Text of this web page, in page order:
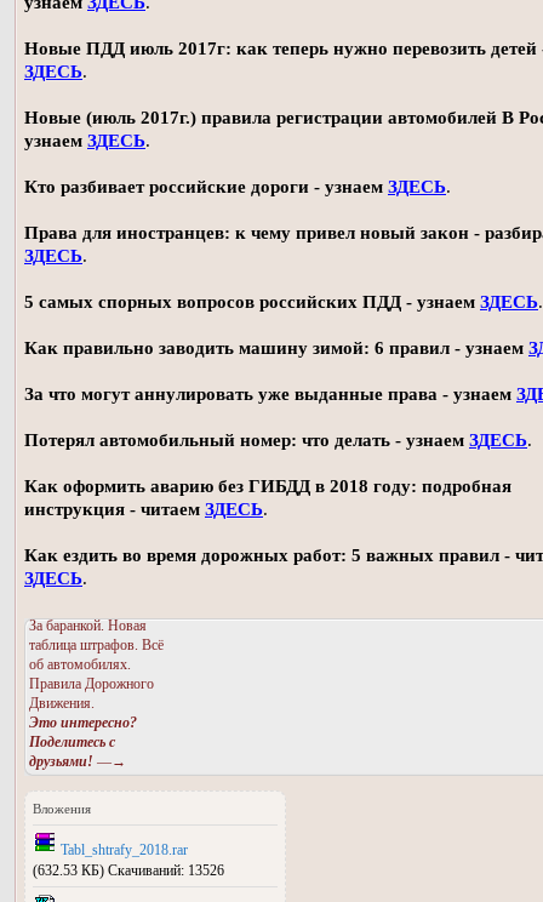
Новые ПДД июль 2017г: как теперь нужно перевозить детей
ЗДЕСЬ.
Новые (июль 2017г.) правила регистрации автомобилей В
узнаем ЗДЕСЬ.
Кто разбивает российские дороги - узнаем ЗДЕСЬ.
Права для иностранцев: к чему привел новый закон -
ЗДЕСЬ.
5 самых спорных вопросов российских ПДД - узнаем ЗДЕСЬ.
Как правильно заводить машину зимой: 6 правил - узнаем
За что могут аннулировать уже выданные права - узнаем
Потерял автомобильный номер: что делать - узнаем ЗДЕСЬ.
Как оформить аварию без ГИБДД в 2018 году: подробная
инструкция - читаем ЗДЕСЬ.
Как ездить во время дорожных работ: 5 важных правил -
ЗДЕСЬ.
За баранкой. Новая
таблица штрафов. Всё
об автомобилях.
Правила Дорожного
Движения.
Это интересно?
Поделитесь с
друзьями! —→
Вложения
Tabl_shtrafy_2018.rar
(632.53 КБ) Скачиваний: 13526